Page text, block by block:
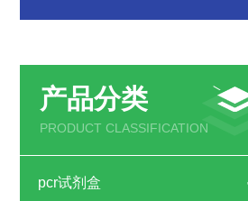
产品分类
PRODUCT CLASSIFICATION
pcr试剂盒